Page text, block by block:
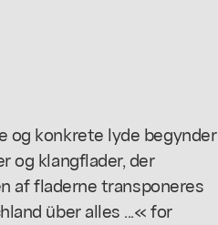
og konkrete lyde begynder
og klangflader, der
af fladerne transponeres
über alles ...« for